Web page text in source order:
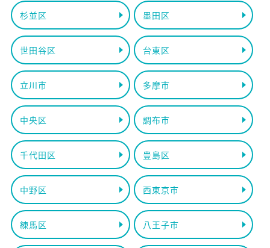
杉並区 墨田区
世田谷区 台東区
立川市 多摩市
中央区 調布市
千代田区 豊島区
中野区 西東京市
練馬区 八王子市